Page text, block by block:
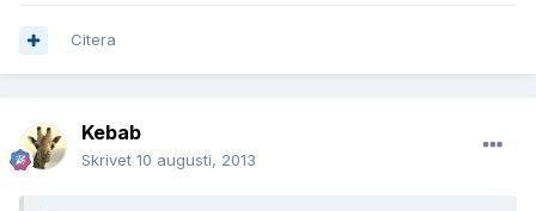
Citera
Kebab
Skrivet 10 augusti, 2013